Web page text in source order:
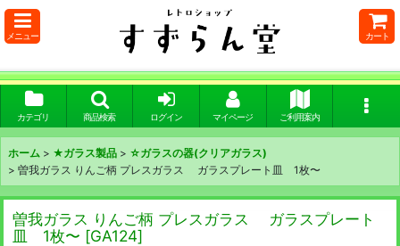
メニュー カート
カテゴリ 商品検索 ログイン マイページ ご利用案内
ホーム > ★ガラス製品 > ☆ガラスの器(クリアガラス)
> 曽我ガラス りんご柄 プレスガラス ガラスプレート皿 1枚〜
曽我ガラス りんご柄 プレスガラス ガラスプレート
皿 1枚〜 [GA124]